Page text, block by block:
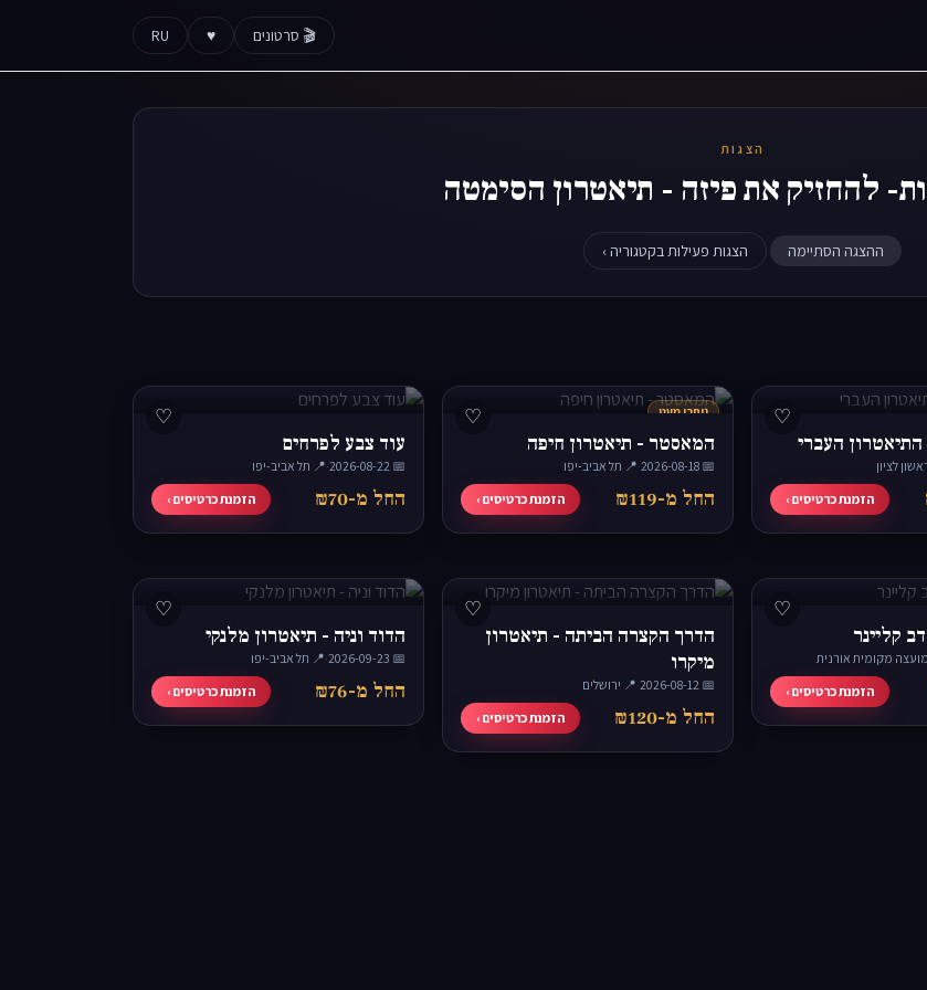
🎬 סרטונים ♥
RU
הצגות
להחזיק את פיזה - תיאטרון הסימטה
ההצגה הסתיימה הצגות פעילות בקטגוריה ›
♡
העברי
לציון
הזמנת כרטיסים ›
♡ נותרו מעט
המאסטר - תיאטרון חיפה
📅 2026-08-18
·📍 תל אביב-יפו
החל מ-₪119 הזמנת כרטיסים ›
♡
עוד צבע לפרחים
📅 2026-08-22
·📍 תל אביב-יפו
החל מ-₪70 הזמנת כרטיסים ›
♡
קליינר
מקומית אורנית
הזמנת כרטיסים ›
♡
הדרך הקצרה הביתה - תיאטרון
מיקרו
📅 2026-08-12
·📍 ירושלים
החל מ-₪120 הזמנת כרטיסים ›
♡
הדוד וניה - תיאטרון מלנקי
📅 2026-09-23
·📍 תל אביב-יפו
החל מ-₪76 הזמנת כרטיסים ›